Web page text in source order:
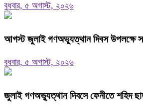
বুধবার, ৫ অগাস্ট, ২০২৬
আগস্ট জুলাই গণঅভ্যুত্থান দিবস উপলক্ষে
বুধবার, ৫ অগাস্ট, ২০২৬
জুলাই গণঅভ্যুত্থান দিবসে ফেনীতে শহিদ